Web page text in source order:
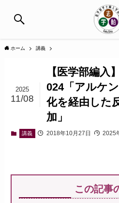
ホーム 講義
【医学部編入
024「アルケ
化を経由した
加」
2025
11/08
講義 2018年10月27日 2025
この記事